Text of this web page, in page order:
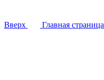
Вверх Главная страница